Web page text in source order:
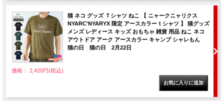
猫 ネコ グッズ Ｔシャツ ねこ 【 ニャークニャリクス
NYARC'NYARYX 限定 アースカラーｔシャツ 】 猫グッズ
メンズ レディース キッズ おもちゃ 雑貨 用品 ねこ ネコ
アウトドア アーク アースカラー キャンプ シャレもん
猫の日 猫の日 2月22日
価格： 2,420円(税込)